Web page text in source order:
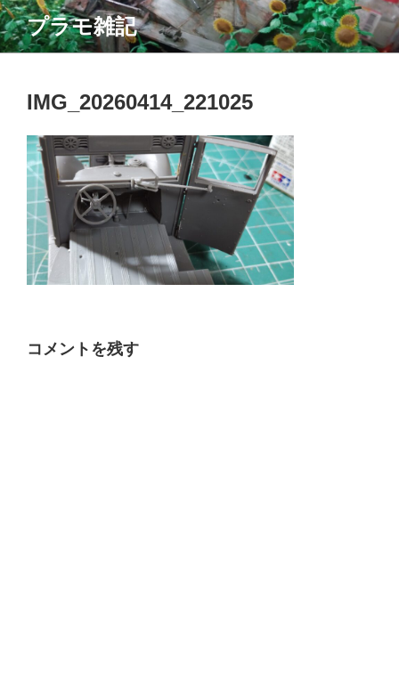
コ
ン
テ
プラモ雑記
IMG_20260414_221025
コメントを残す